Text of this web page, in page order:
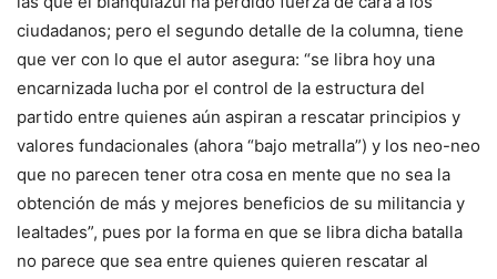
ciudadanos; pero el segundo detalle de la columna, tiene
que ver con lo que el autor asegura: “se libra hoy una
encarnizada lucha por el control de la estructura del
partido entre quienes aún aspiran a rescatar principios y
valores fundacionales (ahora “bajo metralla”) y los neo-neo
que no parecen tener otra cosa en mente que no sea la
obtención de más y mejores beneficios de su militancia y
lealtades”, pues por la forma en que se libra dicha batalla
no parece que sea entre quienes quieren rescatar al